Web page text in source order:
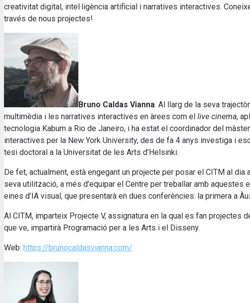
creativitat digital, intel·ligència artificial i narratives interactives.
través de nous projectes!
Bruno Caldas Vianna. Al llarg de la seva
multimèdia i les narratives interactives en àrees com el live cinema,
tecnologia Kabum a Rio de Janeiro, i ha estat el coordinador del
interactives per la New York University, des de fa 4 anys investiga i
tesi doctoral a la Universitat de les Arts d’Helsinki.
De fet, actualment, està engegant un projecte per posar el CITM al
seva utilització, a més d’equipar el Centre per treballar amb
eines d’IA visual, que presentarà en dues conferències: la primera a
Al CITM, imparteix Projecte V, assignatura en la qual es fan projectes
que ve, impartirà Programació per a les Arts i el Disseny.
Web: https://brunocaldasvianna.com/